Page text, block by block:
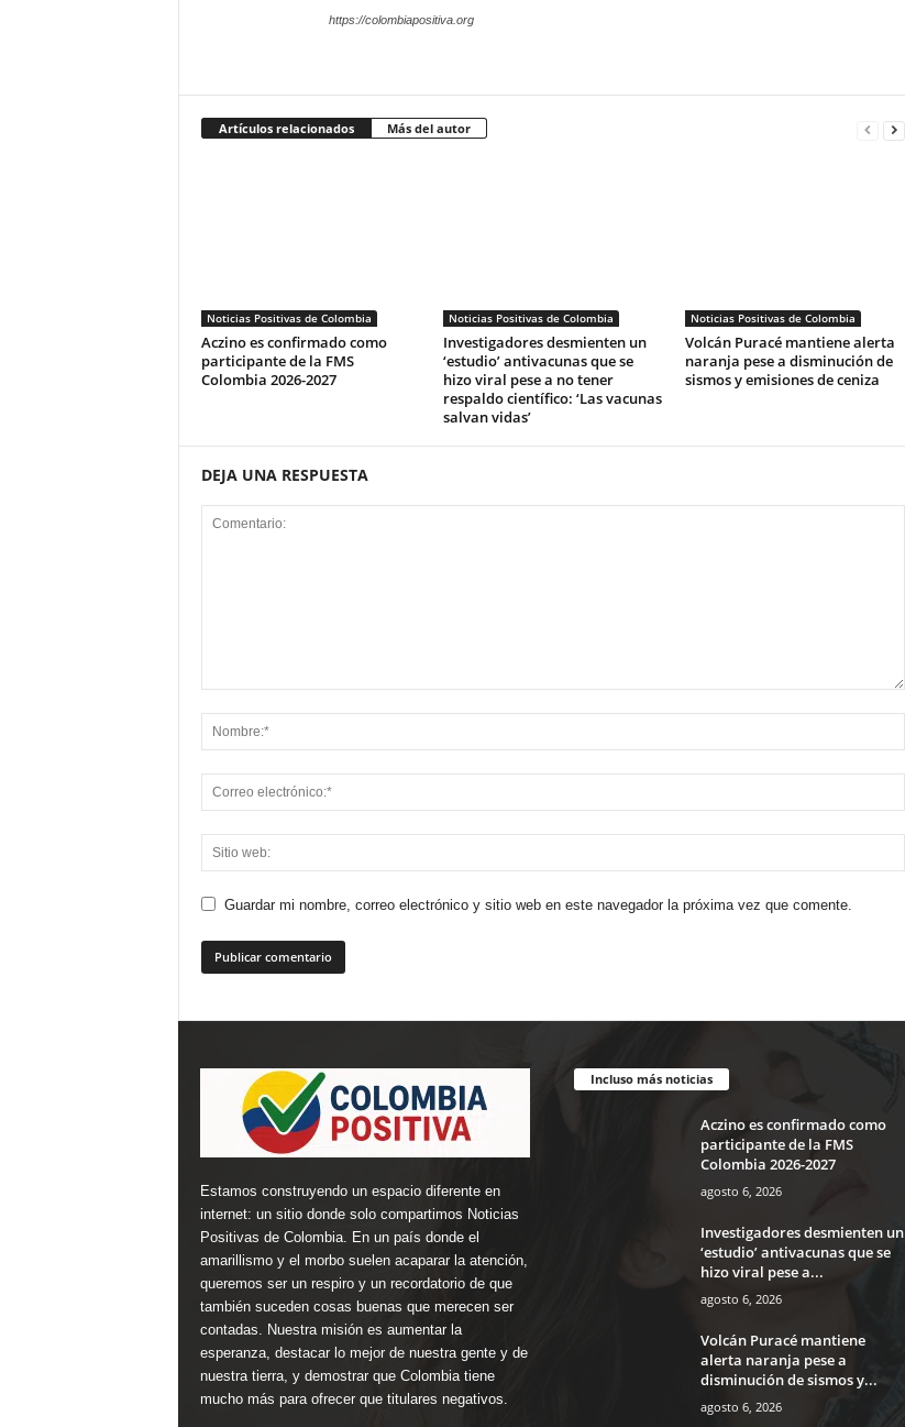
https://colombiapositiva.org
Artículos relacionados Más del autor
Noticias Positivas de Colombia
Aczino es confirmado como
participante de la FMS
Colombia 2026-2027
Noticias Positivas de Colombia
Investigadores desmienten un
‘estudio’ antivacunas que se
hizo viral pese a no tener
respaldo científico: ‘Las vacunas
salvan vidas’
Noticias Positivas de Colombia
Volcán Puracé mantiene alerta
naranja pese a disminución de
sismos y emisiones de ceniza
DEJA UNA RESPUESTA
Guardar mi nombre, correo electrónico y sitio web en este navegador la próxima vez que comente.
Estamos construyendo un espacio diferente en
internet: un sitio donde solo compartimos Noticias
Positivas de Colombia. En un país donde el
amarillismo y el morbo suelen acaparar la atención,
queremos ser un respiro y un recordatorio de que
también suceden cosas buenas que merecen ser
contadas. Nuestra misión es aumentar la
esperanza, destacar lo mejor de nuestra gente y de
nuestra tierra, y demostrar que Colombia tiene
mucho más para ofrecer que titulares negativos.
Incluso más noticias
Aczino es confirmado como
participante de la FMS
Colombia 2026-2027
agosto 6, 2026
Investigadores desmienten un
‘estudio’ antivacunas que se
hizo viral pese a...
agosto 6, 2026
Volcán Puracé mantiene
alerta naranja pese a
disminución de sismos y...
agosto 6, 2026